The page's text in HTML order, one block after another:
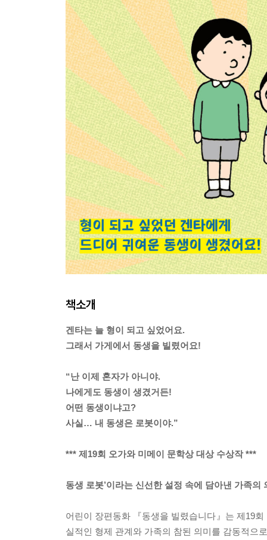
책소개
겐타는 늘 형이 되고 싶었어요.
그래서 가게에서 동생을 빌렸어요!
“난 이제 혼자가 아니야.
나에게도 동생이 생겼거든!
어떤 동생이냐고?
사실… 내 동생은 로봇이야.”
*** 제19회 오가와 미메이 문학상 대상 수상작 ***
동생 로봇’이라는 신선한 설정 속에 담아낸 가족의
어린이 장편동화 『동생을 빌렸습니다』는 제19
실적인 형제 관계와 가족의 참된 의미를 감동적으